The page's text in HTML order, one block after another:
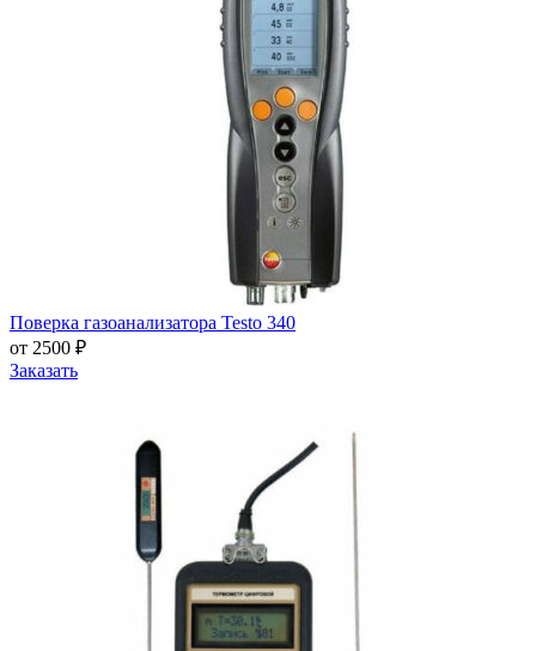
Поверка газоанализатора Testo 340
от 2500 ₽
Заказать